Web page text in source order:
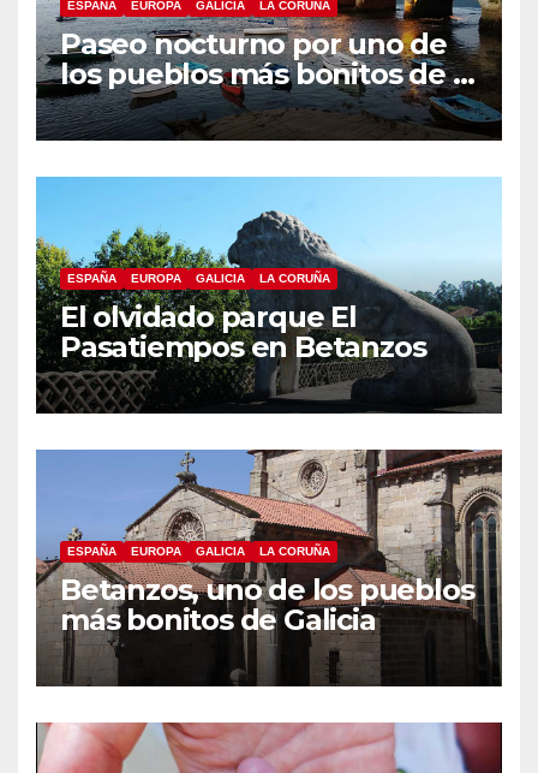
ESPAÑA EUROPA GALICIA LA CORUÑA
Paseo nocturno por uno de
los pueblos más bonitos de A
Coruña, Puentedeume
ESPAÑA EUROPA GALICIA LA CORUÑA
El olvidado parque El
Pasatiempos en Betanzos
ESPAÑA EUROPA GALICIA LA CORUÑA
Betanzos, uno de los pueblos
más bonitos de Galicia